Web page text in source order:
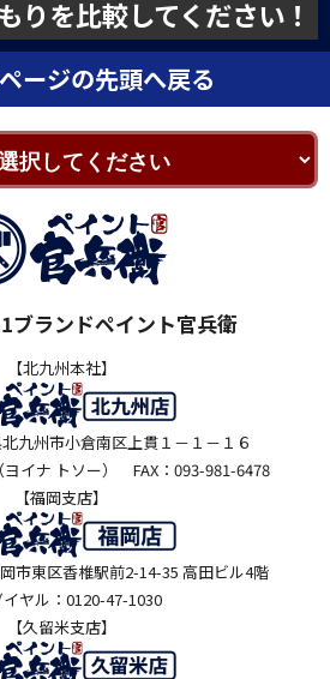
りを比較してください！
ージの先頭へ戻る
ブランドペイント官兵衛
【北九州本社】
九州市小倉南区上貫１－１－１６
ヨイナ トソー） FAX：093-981-6478
【福岡支店】
市東区香椎駅前2-14-35 高田ビル4階
イヤル：0120-47-1030
【久留米支店】